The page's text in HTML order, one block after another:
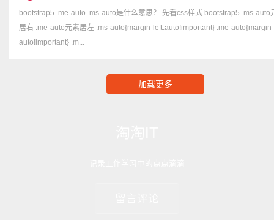
bootstrap5 .me-auto .ms-auto是什么意思？ 先看css样式 bootstrap5 .ms-auto元素
居右 .me-auto元素居左 .ms-auto{margin-left:auto!important} .me-auto{margin-right:
auto!important} .m...
加载更多